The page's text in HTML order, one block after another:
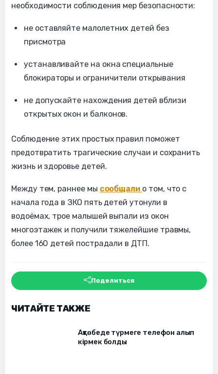
необходимости соблюдения мер безопасности:
не оставляйте малолетних детей без
присмотра
устанавливайте на окна специальные
блокираторы и ограничители открывания
не допускайте нахождения детей вблизи
открытых окон и балконов.
Соблюдение этих простых правил поможет
предотвратить трагические случаи и сохранить
жизнь и здоровье детей.
Между тем, раннее мы сообщали о том, что с
начала года в ЗКО пять детей утонули в
водоёмах, трое малышей выпали из окон
многоэтажек и получили тяжелейшие травмы,
более 160 детей пострадали в ДТП.
Поделиться
ЧИТАЙТЕ ТАКЖЕ
Ақтөбеде түрмеге телефон алып
кірмек болды